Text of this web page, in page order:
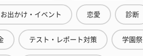
お出かけ・イベント 恋愛 診断
テスト・レポート対策 学園祭